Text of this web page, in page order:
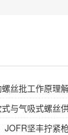
丝批工作原理
与气吸式螺丝
JOFR坚丰拧紧